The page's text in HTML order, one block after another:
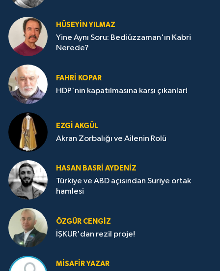
HÜSEYIN YILMAZ
Yine Aynı Soru: Bediüzzaman'ın Kabri
Nerede?
FAHRI KOPAR
HDP'nin kapatılmasına karşı çıkanlar!
EZGI AKGÜL
Akran Zorbalığı ve Ailenin Rolü
HASAN BASRI AYDENIZ
Türkiye ve ABD açısından Suriye ortak
hamlesi
ÖZGÜR CENGIZ
İŞKUR'dan rezil proje!
MISAFIR YAZAR